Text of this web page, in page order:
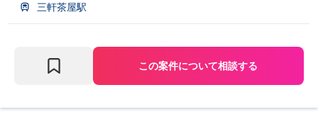
三軒茶屋駅
この案件について相談する